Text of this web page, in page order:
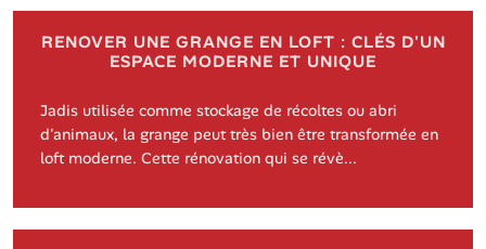
RENOVER UNE GRANGE EN LOFT : CLÉS D'UN
ESPACE MODERNE ET UNIQUE
Jadis utilisée comme stockage de récoltes ou abri
d'animaux, la grange peut très bien être transformée en
loft moderne. Cette rénovation qui se révè...